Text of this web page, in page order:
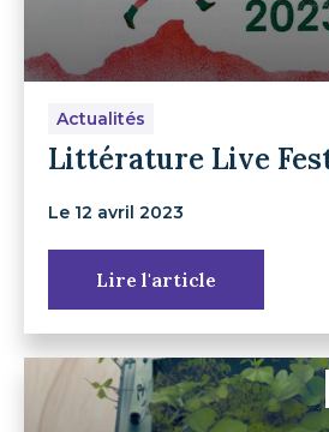
Actualités
Littérature Live
Le 12 avril 2023
Lire l'article